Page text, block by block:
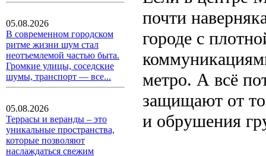
05.08.2026
В современном городском
ритме жизни шум стал
неотъемлемой частью быта.
Громкие улицы, соседские
шумы, транспорт — все...
05.08.2026
Террасы и веранды – это
уникальные пространства,
которые позволяют
наслаждаться свежим
почти
городе с
метро. А всё
защищают от
и обрушения